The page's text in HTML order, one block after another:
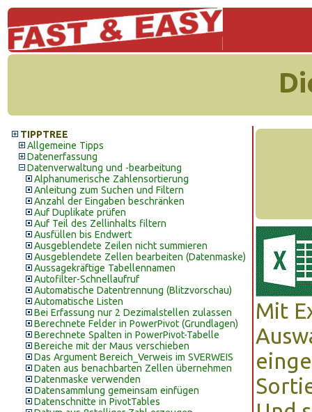
TIPPTREE
Allgemeine Tipps
Datenerfassung
Datenverwaltung und -bearbeitung
Alphanumerische Zahlensortierung
Anleitung zum Suchen und Filtern
Anzahl der Eingaben beschränken
Auf Duplikate prüfen
Auf Teil des Zellinhalts filtern
Ausfüllen bis Endwert
Ausgeblendete Zeilen nicht summieren
Ausgeblendete Zellen bearbeiten (Datenmaske)
Aussagekräftige Tabellennamen
Autofilter-Schnellaufruf
Automatische Datentrennung (Blitzvorschau)
Automatische Listen
Bei Erfassung nur 2 Dezimalstellen zulassen
Berechnete Felder in PowerPivot (Grundlagen)
Berechnete Spalten in PowerPivot-Tabelle
Bereiche mit der Maus verschieben
Das Argument Bereich_Verweis im SVERWEIS
Daten aus benachbarten Zellen übernehmen
Datenmaske verwenden
Datensammlung gemeinsam einfügen
Datenschnitte in PivotTables
Mit